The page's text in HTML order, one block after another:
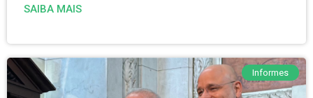
SAIBA MAIS
Informes